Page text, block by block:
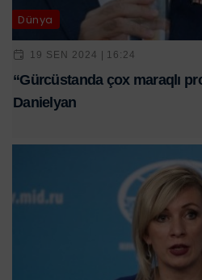
Dünya
19 SEN 2024 | 16:24
“Gürcüstanda çox maraqlı
Danielyan